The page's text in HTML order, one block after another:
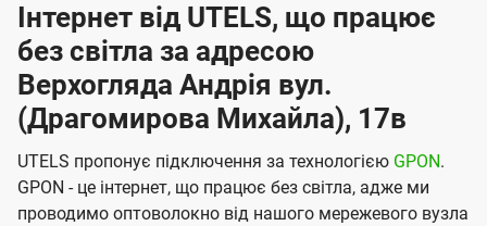
Інтернет від UTELS, що працює
без світла за адресою
Верхогляда Андрія вул.
(Драгомирова Михайла), 17в
UTELS пропонує підключення за технологією GPON.
GPON - це інтернет, що працює без світла, адже ми
проводимо оптоволокно від нашого мережевого вузла